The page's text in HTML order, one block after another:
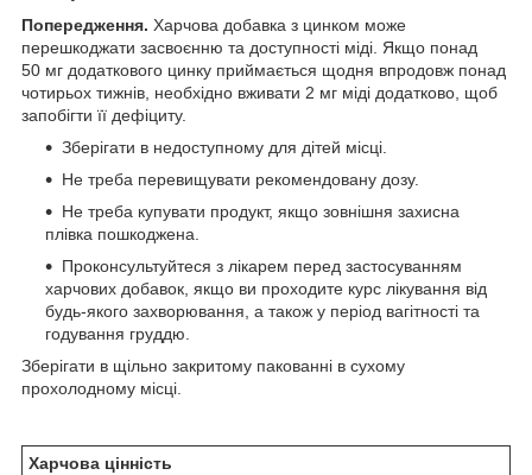
Попередження. Харчова добавка з цинком може
перешкоджати засвоєнню та доступності міді. Якщо понад
50 мг додаткового цинку приймається щодня впродовж понад
чотирьох тижнів, необхідно вживати 2 мг міді додатково, щоб
запобігти її дефіциту.
Зберігати в недоступному для дітей місці.
Не треба перевищувати рекомендовану дозу.
Не треба купувати продукт, якщо зовнішня захисна
плівка пошкоджена.
Проконсультуйтеся з лікарем перед застосуванням
харчових добавок, якщо ви проходите курс лікування від
будь-якого захворювання, а також у період вагітності та
годування груддю.
Зберігати в щільно закритому пакованні в сухому
прохолодному місці.
Харчова цінність